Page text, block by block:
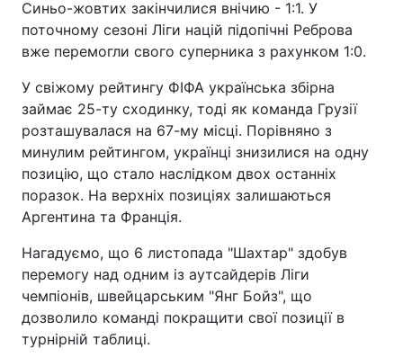
Синьо-жовтих закінчилися внічию - 1:1. У
поточному сезоні Ліги націй підопічні Реброва
вже перемогли свого суперника з рахунком 1:0.
У свіжому рейтингу ФІФА українська збірна
займає 25-ту сходинку, тоді як команда Грузії
розташувалася на 67-му місці. Порівняно з
минулим рейтингом, українці знизилися на одну
позицію, що стало наслідком двох останніх
поразок. На верхніх позиціях залишаються
Аргентина та Франція.
Нагадуємо, що 6 листопада "Шахтар" здобув
перемогу над одним із аутсайдерів Ліги
чемпіонів, швейцарським "Янг Бойз", що
дозволило команді покращити свої позиції в
турнірній таблиці.